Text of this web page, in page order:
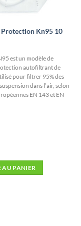
Protection Kn95 10
est un modèle de
autofiltrant de
pour filtrer 95% des
dans l’air, selon
EN 143 et EN
AU PANIER